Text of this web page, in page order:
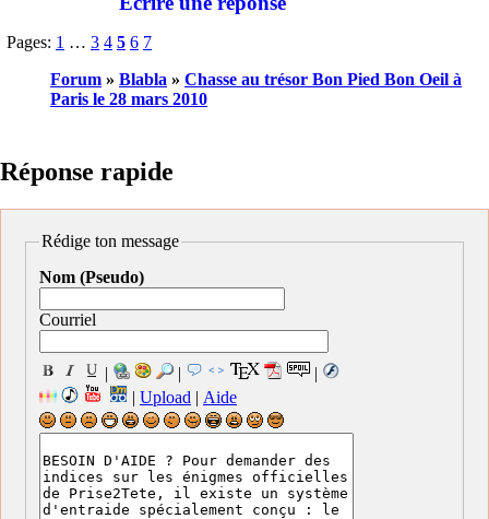
Pages: 1 … 3 4 5 6 7
Forum » Blabla » Chasse au trésor Bon Pied Bon Oeil à
Paris le 28 mars 2010
Réponse rapide
Rédige ton message
Nom (Pseudo)
Courriel
| |
|
| Upload | Aide